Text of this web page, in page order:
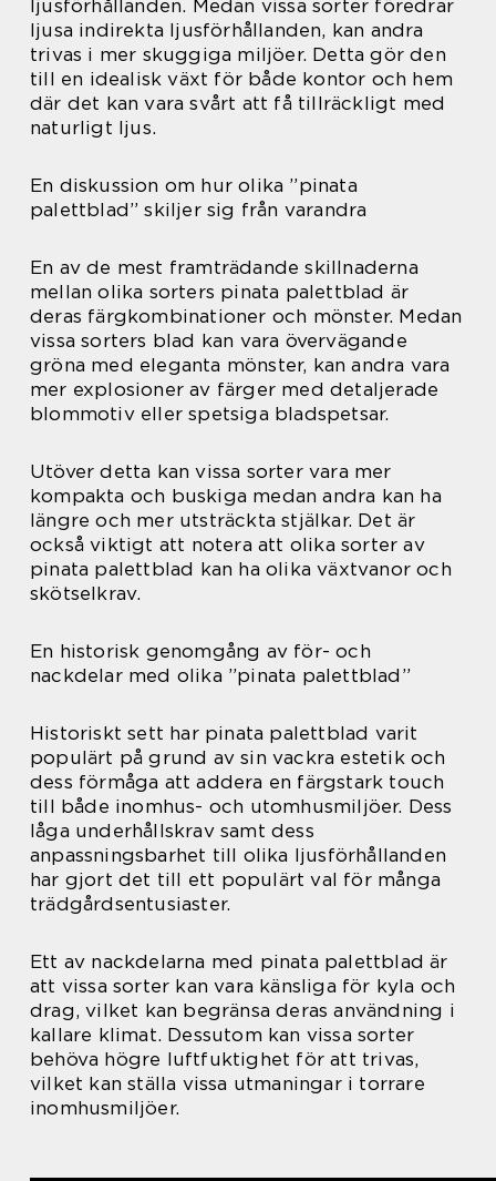
ljusförhållanden. Medan vissa sorter föredrar
ljusa indirekta ljusförhållanden, kan andra
trivas i mer skuggiga miljöer. Detta gör den
till en idealisk växt för både kontor och hem
där det kan vara svårt att få tillräckligt med
naturligt ljus.
En diskussion om hur olika ”pinata
palettblad” skiljer sig från varandra
En av de mest framträdande skillnaderna
mellan olika sorters pinata palettblad är
deras färgkombinationer och mönster. Medan
vissa sorters blad kan vara övervägande
gröna med eleganta mönster, kan andra vara
mer explosioner av färger med detaljerade
blommotiv eller spetsiga bladspetsar.
Utöver detta kan vissa sorter vara mer
kompakta och buskiga medan andra kan ha
längre och mer utsträckta stjälkar. Det är
också viktigt att notera att olika sorter av
pinata palettblad kan ha olika växtvanor och
skötselkrav.
En historisk genomgång av för- och
nackdelar med olika ”pinata palettblad”
Historiskt sett har pinata palettblad varit
populärt på grund av sin vackra estetik och
dess förmåga att addera en färgstark touch
till både inomhus- och utomhusmiljöer. Dess
låga underhållskrav samt dess
anpassningsbarhet till olika ljusförhållanden
har gjort det till ett populärt val för många
trädgårdsentusiaster.
Ett av nackdelarna med pinata palettblad är
att vissa sorter kan vara känsliga för kyla och
drag, vilket kan begränsa deras användning i
kallare klimat. Dessutom kan vissa sorter
behöva högre luftfuktighet för att trivas,
vilket kan ställa vissa utmaningar i torrare
inomhusmiljöer.